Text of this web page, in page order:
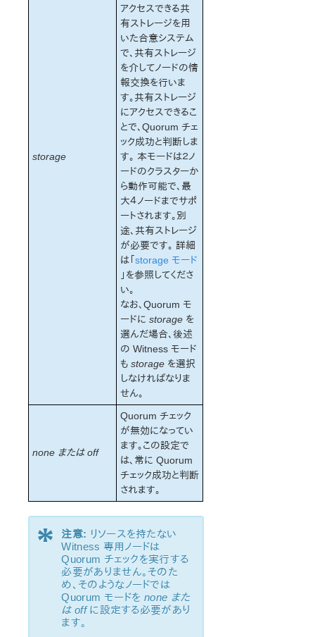
storage
アクセスできる共
有ストレージを用
いた合意システム
で、共有ストレージ
を介してノードの情
報交換を行いま
す。共有ストレージ
にアクセスできるこ
とで、Quorum チェ
ック成功と判断しま
す。 本モードは２ノ
ードのクラスターか
ら動作可能で、最
大４ノードまでサポ
ートされます。別
途、共有ストレージ
が必要です。 詳細
は「storage モード
」を参照してくださ
い。
なお、Quorum モ
ードにstorage を
選んだ場合、後述
の Witness モード
もstorage を選択
しなければなりま
せん。
none または off
Quorum チェック
が無効になってい
ます。この設定で
は、常に Quorum
チェック成功と判断
されます。
* 注意: リソースを持たない
Witness 専用ノードは
Quorum チェックを実行する
必要がありません。そのた
め、そのようなノードでは
Quorum モードをnone また
は offに設定する必要があり
ます。